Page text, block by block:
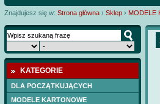
Znajdujesz się w: Strona główna › Sklep › MODELE
KATEGORIE
DLA POCZĄTKUJĄCYCH
MODELE KARTONOWE